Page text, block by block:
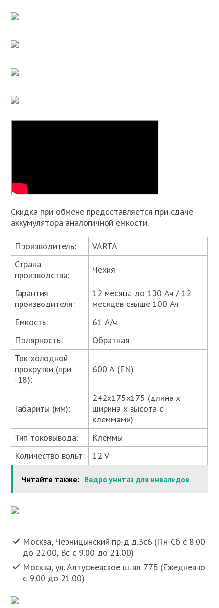
Скидка при обмене предоставляется при сдаче
аккумулятора аналогичной емкости.
Производитель:
VARTA
Страна
производства:
Чехия
Гарантия
производителя:
12 месяца до 100 Ач / 12
месяцев свыше 100 Ач
Емкость:
61 А/ч
Полярность:
Обратная
Ток холодной
прокрутки (при
-18):
600 А (EN)
Габариты (мм):
242x175x175 (длина х
ширина х высота с
клеммами)
Тип токовывода:
Клеммы
Количество вольт:
12 V
Читайте также: Ведро унитаз для инвалидов
Москва, Черницынский пр-д д.3с6 (Пн-Сб с 8.00
до 22.00, Вс с 9.00 до 21.00)
Москва, ул. Алтуфьевское ш. вл 77Б (Ежедневно
с 9.00 до 21.00)